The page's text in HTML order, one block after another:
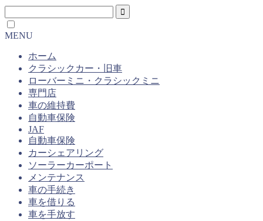
MENU
ホーム
クラシックカー・旧車
ローバーミニ・クラシックミニ
専門店
車の維持費
自動車保険
JAF
自動車保険
カーシェアリング
ソーラーカーポート
メンテナンス
車の手続き
車を借りる
車を手放す